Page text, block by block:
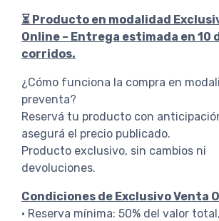
⏳ Producto en modalidad
Online – Entrega estimada en 10
corridos.
¿Cómo funciona la compra en
preventa?
Reservá tu producto con
asegurá el precio publicado.
Producto exclusivo, sin cambios ni
devoluciones.
Condiciones de Exclusivo Venta
• Reserva mínima: 50% del valor